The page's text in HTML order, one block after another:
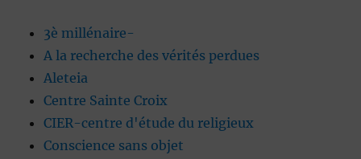
3è millénaire-
A la recherche des vérités perdues
Aleteia
Centre Sainte Croix
CIER-centre d'étude du religieux
Conscience sans objet